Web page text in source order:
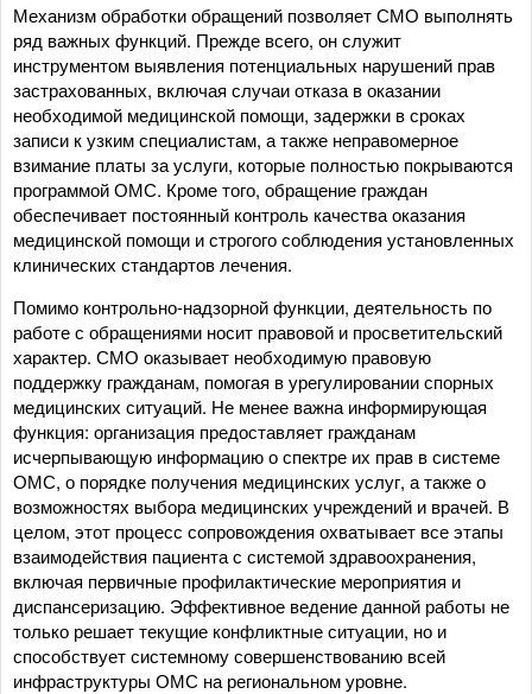
Механизм обработки обращений позволяет СМО выполнять
ряд важных функций. Прежде всего, он служит
инструментом выявления потенциальных нарушений прав
застрахованных, включая случаи отказа в оказании
необходимой медицинской помощи, задержки в сроках
записи к узким специалистам, а также неправомерное
взимание платы за услуги, которые полностью покрываются
программой ОМС. Кроме того, обращение граждан
обеспечивает постоянный контроль качества оказания
медицинской помощи и строгого соблюдения установленных
клинических стандартов лечения.
Помимо контрольно-надзорной функции, деятельность по
работе с обращениями носит правовой и просветительский
характер. СМО оказывает необходимую правовую
поддержку гражданам, помогая в урегулировании спорных
медицинских ситуаций. Не менее важна информирующая
функция: организация предоставляет гражданам
исчерпывающую информацию о спектре их прав в системе
ОМС, о порядке получения медицинских услуг, а также о
возможностях выбора медицинских учреждений и врачей. В
целом, этот процесс сопровождения охватывает все этапы
взаимодействия пациента с системой здравоохранения,
включая первичные профилактические мероприятия и
диспансеризацию. Эффективное ведение данной работы не
только решает текущие конфликтные ситуации, но и
способствует системному совершенствованию всей
инфраструктуры ОМС на региональном уровне.